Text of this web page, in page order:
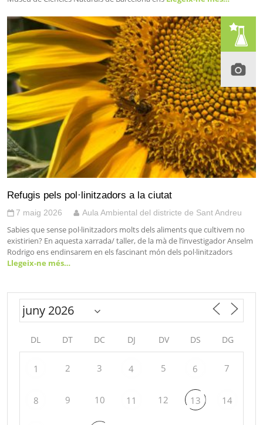
Refugis pels pol·linitzadors a la ciutat
7 maig 2026 Aula Ambiental del districte de Sant Andreu
Sabies que sense pol·linitzadors molts dels aliments que cultivem no
existirien? En aquesta xarrada/ taller, de la mà de l’investigador Anselm
Rodrigo ens endinsarem en els fascinant món dels pol·linitzadors
Llegeix-ne més…
DL DT DC DJ DV DS DG
1 2 3 4 5 6 7
8 9 10 11 12 13 14